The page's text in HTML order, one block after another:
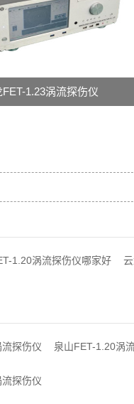
FET-1.23涡流探伤仪
1.20涡流探伤仪哪家好
探伤仪 泉山FET-1.20涡
探伤仪